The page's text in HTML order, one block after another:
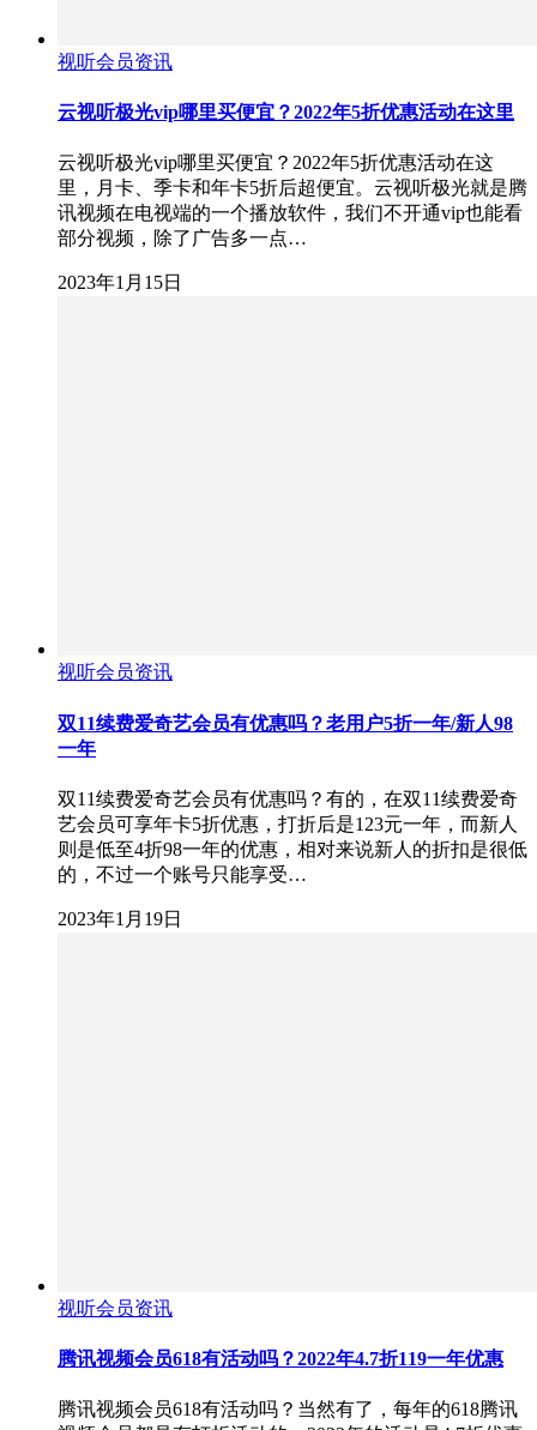
视听会员资讯
云视听极光vip哪里买便宜？2022年5折优惠活动在这里
云视听极光vip哪里买便宜？2022年5折优惠活动在这
里，月卡、季卡和年卡5折后超便宜。云视听极光就是腾
讯视频在电视端的一个播放软件，我们不开通vip也能看
部分视频，除了广告多一点…
2023年1月15日
视听会员资讯
双11续费爱奇艺会员有优惠吗？老用户5折一年/新人98
一年
双11续费爱奇艺会员有优惠吗？有的，在双11续费爱奇
艺会员可享年卡5折优惠，打折后是123元一年，而新人
则是低至4折98一年的优惠，相对来说新人的折扣是很低
的，不过一个账号只能享受…
2023年1月19日
视听会员资讯
腾讯视频会员618有活动吗？2022年4.7折119一年优惠
腾讯视频会员618有活动吗？当然有了，每年的618腾讯